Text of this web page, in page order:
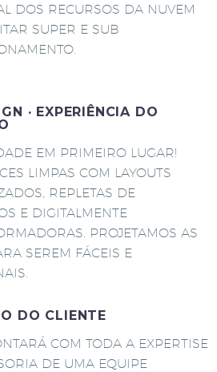
DOS RECURSOS DA NUVEM
SUPER E SUB
· EXPERIÊNCIA DO
EM PRIMEIRO LUGAR!
LIMPAS COM LAYOUTS
REPLETAS DE
E DIGITALMENTE
PROJETAMOS AS
SEREM FÁCEIS E
DO CLIENTE
COM TODA A EXPERTISE
DE UMA EQUIPE